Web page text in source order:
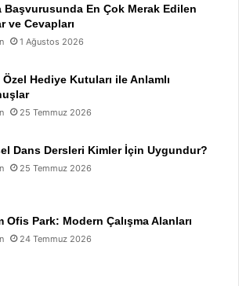
Başvurusunda En Çok Merak Edilen
ve Cevapları
1 Ağustos 2026
Hediye Kutuları ile Anlamlı
25 Temmuz 2026
Dans Dersleri Kimler İçin Uygundur?
25 Temmuz 2026
Ofis Park: Modern Çalışma Alanları
24 Temmuz 2026